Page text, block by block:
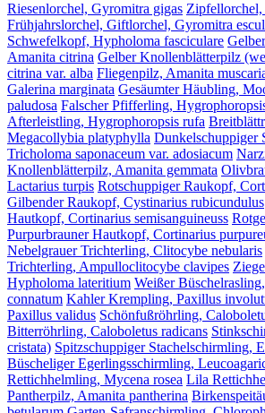
Riesenlorchel, Gyromitra gigas Zipfellorchel,
Frühjahrslorchel, Giftlorchel, Gyromitra
Schwefelkopf, Hypholoma fasciculare
Amanita citrina Gelber Knollenblätterpilz
citrina var. alba Fliegenpilz, Amanita
Galerina marginata Gesäumter Häubling,
paludosa Falscher Pfifferling,
Afterleistling, Hygrophoropsis rufa
Megacollybia platyphylla Dunkelschuppiger
Tricholoma saponaceum var. adosiacum
Knollenblätterpilz, Amanita gemmata
Lactarius turpis Rotschuppiger Raukopf,
Gilbender Raukopf, Cystinarius rubicundulus
Hautkopf, Cortinarius semisanguineuss
Purpurbrauner Hautkopf, Cortinarius
Nebelgrauer Trichterling, Clitocybe nebularis
Trichterling, Ampulloclitocybe clavipes
Hypholoma lateritium Weißer
connatum Kahler Krempling, Paxillus
Paxillus validus Schönfußröhrling,
Bitterröhrling, Caloboletus radicans
cristata) Spitzschuppiger Stachelschirmling,
Büscheliger Egerlingsschirmling,
Rettichhelmling, Mycena rosea Lila
Pantherpilz, Amanita pantherina